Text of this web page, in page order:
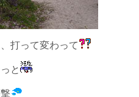
打って変わって
と